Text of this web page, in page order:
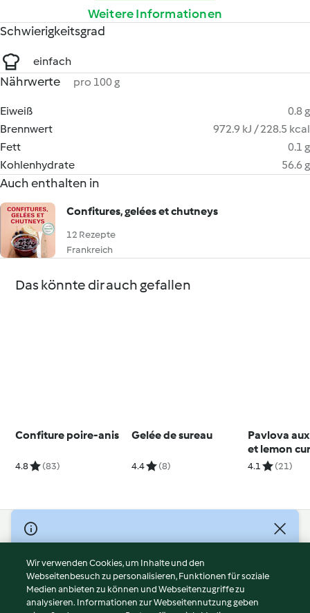
Weitere Informationen
Schwierigkeitsgrad
einfach
Nährwerte pro 100 g
Eiweiß
0.8 g
Brennwert
972.9 kJ / 228.5 kcal
Fett
0.1 g
Kohlenhydrate
56.6 g
Auch enthalten in
Confitures, gelées et chutneys
12 Rezepte
Frankreich
Das könnte dir auch gefallen
Confiture poire-anis
4.8 (83)
Gelée de sureau
4.4 (8)
Pavlova
et lemon
4.1 (21)
© Copyright 2026
Nutzungsbedingungen
Datenschutzrichtlinien
Disclaimer
Wir verwenden Cookies, um Inhalte und den
Webseitenbesuch zu personalisieren, Funktionen für soziale
Medien anbieten zu können und Webseitenzugriffe zu
analysieren. Informationen zur Webseitennutzung geben